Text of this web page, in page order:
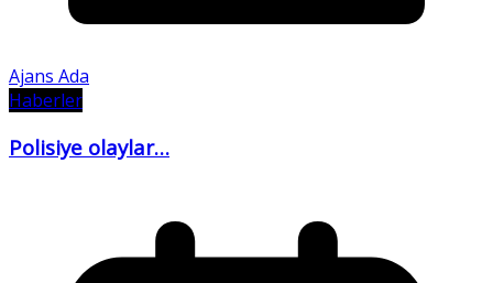
Ajans Ada
Haberler
Polisiye olaylar…